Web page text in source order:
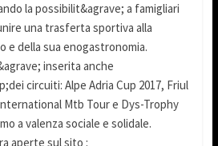
la possibilit&agrave; a famigliari
una trasferta sportiva alla
e della sua enogastronomia.
inserita anche
circuiti: Alpe Adria Cup 2017, Friul
Mtb Tour e Dys-Trophy
a valenza sociale e solidale.
aperte sul sito :